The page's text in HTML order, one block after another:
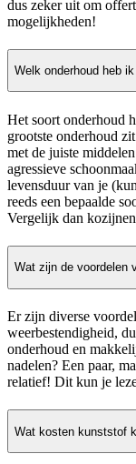
dus zeker uit om
mogelijkheden!
Welk onderhoud heb
Het soort onderhoud
grootste onderhoud
met de juiste
agressieve
levensduur van je
reeds een bepaalde
Vergelijk dan
Wat zijn de voordelen
Er zijn diverse
weerbestendigheid,
onderhoud en
nadelen? Een paar,
relatief! Dit kun je
Wat kosten kunststof